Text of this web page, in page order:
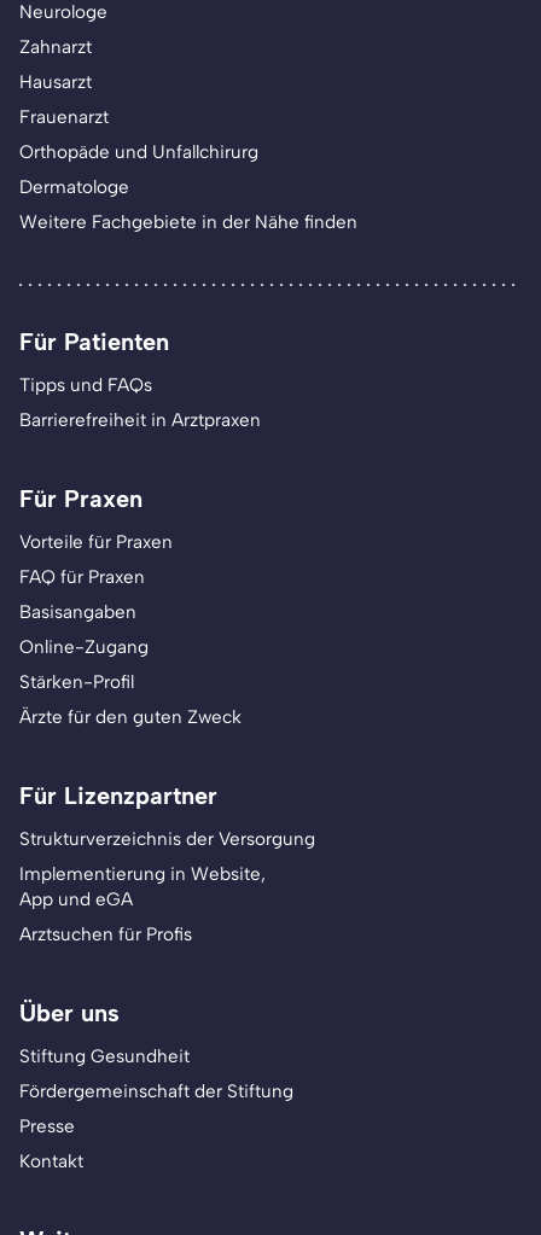
Neurologe
Zahnarzt
Hausarzt
Frauenarzt
Orthopäde und Unfallchirurg
Dermatologe
Weitere Fachgebiete in der Nähe finden
Für Patienten
Tipps und FAQs
Barrierefreiheit in Arztpraxen
Für Praxen
Vorteile für Praxen
FAQ für Praxen
Basisangaben
Online-Zugang
Stärken-Profil
Ärzte für den guten Zweck
Für Lizenzpartner
Strukturverzeichnis der Versorgung
Implementierung in Website,
App und eGA
Arztsuchen für Profis
Über uns
Stiftung Gesundheit
Fördergemeinschaft der Stiftung
Presse
Kontakt